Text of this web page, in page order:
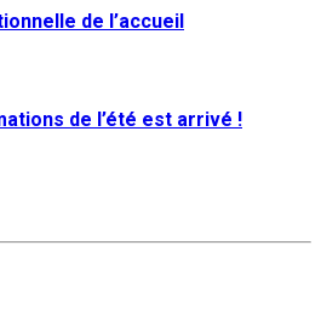
de l’accueil
de l’été est arrivé !